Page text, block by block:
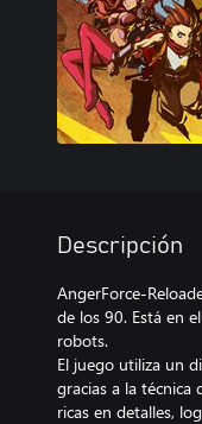
Descripción
AngerForce-
de los 90. Está en
robots.
El juego utiliza un
gracias a la técnica
ricas en detalles,